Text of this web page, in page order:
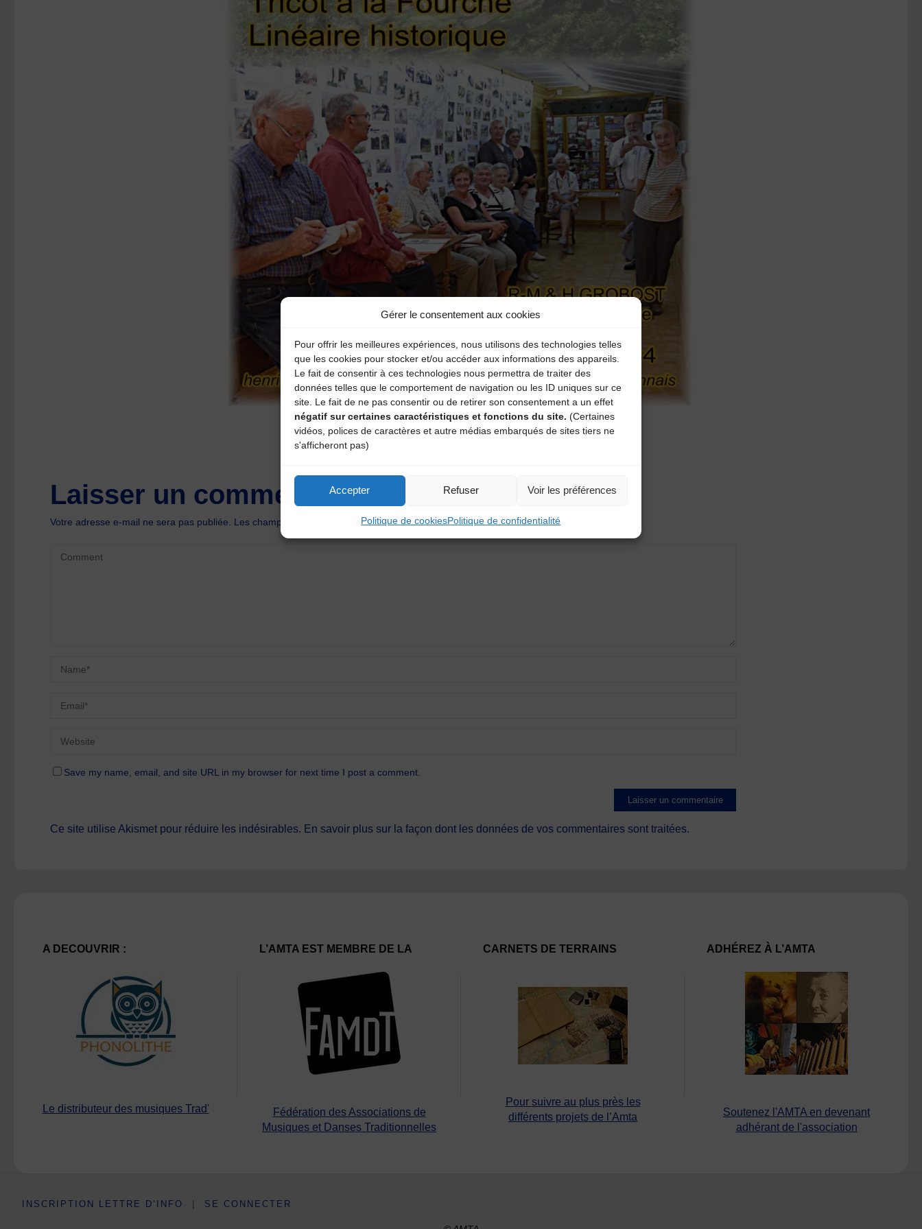
Gérer le consentement aux cookies
Pour offrir les meilleures expériences, nous utilisons des technologies telles
que les cookies pour stocker et/ou accéder aux informations des appareils.
Le fait de consentir à ces technologies nous permettra de traiter des
données telles que le comportement de navigation ou les ID uniques sur ce
site. Le fait de ne pas consentir ou de retirer son consentement a un effet
négatif sur certaines caractéristiques et fonctions du site. (Certaines
vidéos, polices de caractères et autre médias embarqués de sites tiers ne
s'afficheront pas)
Accepter Refuser Voir les préférences
Politique de cookiesPolitique de confidentialité
Laisser un commentaire
Votre adresse e-mail ne sera pas publiée. Les champs obligatoires sont indiqués avec*
Save my name, email, and site URL in my browser for next time I post a comment.
Ce site utilise Akismet pour réduire les indésirables. En savoir plus sur la façon dont les données de vos commentaires sont traitées.
A DECOUVRIR :
Le distributeur des musiques Trad'
L’AMTA EST MEMBRE DE LA
Fédération des Associations de
Musiques et Danses Traditionnelles
CARNETS DE TERRAINS
Pour suivre au plus près les
différents projets de l’Amta
ADHÉREZ À L’AMTA
Soutenez l'AMTA en devenant
adhérant de l'association
INSCRIPTION LETTRE D’INFO | SE CONNECTER